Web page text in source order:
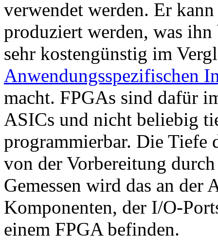
verwendet werden. Er
produziert werden, was
sehr kostengünstig im
Anwendungsspezifischen
macht. FPGAs sind dafür
ASICs und nicht beliebig
programmierbar. Die Tiefe
von der Vorbereitung
Gemessen wird das an der
Komponenten, der I/O-
einem FPGA befinden.